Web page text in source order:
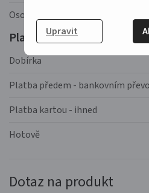
Upravit
Osobní odběr
Platba:
Dobírka
Platba předem - bankovním
Platba kartou - ihned
Hotově
Dotaz na produkt